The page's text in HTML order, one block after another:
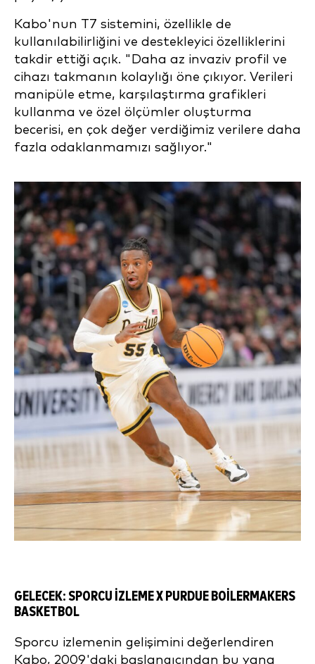
Kabo'nun T7 sistemini, özellikle de
kullanılabilirliğini ve destekleyici özelliklerini
takdir ettiği açık. "Daha az invaziv profil ve
cihazı takmanın kolaylığı öne çıkıyor. Verileri
manipüle etme, karşılaştırma grafikleri
kullanma ve özel ölçümler oluşturma
becerisi, en çok değer verdiğimiz verilere daha
fazla odaklanmamızı sağlıyor."
GELECEK: SPORCU İZLEME X PURDUE BOILERMAKERS
BASKETBOL
Sporcu izlemenin gelişimini değerlendiren
Kabo, 2009'daki başlangıcından bu yana